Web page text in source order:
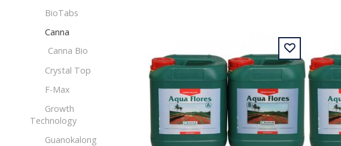
BioTabs
Canna
Canna Bio
Crystal Top
F-Max
Growth
Technology
Guanokalong